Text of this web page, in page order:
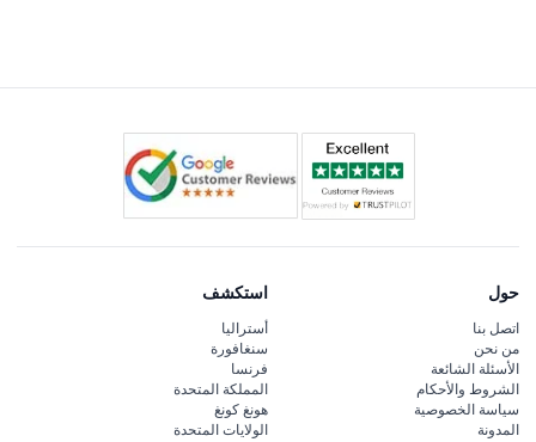
حول
اتصل بنا
من نحن
الأسئلة الشائعة
الشروط والأحكام
سياسة الخصوصية
المدونة
استكشف
أستراليا
سنغافورة
فرنسا
المملكة المتحدة
هونغ كونغ
الولايات المتحدة